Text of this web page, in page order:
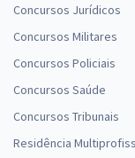
Concursos Jurídicos
Concursos Militares
Concursos Policiais
Concursos Saúde
Concursos Tribunais
Residência